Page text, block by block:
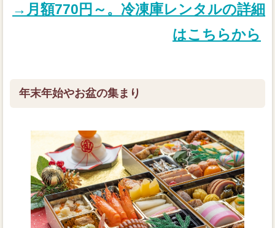
→月額770円～。冷凍庫レンタルの詳細
はこちらから
年末年始やお盆の集まり